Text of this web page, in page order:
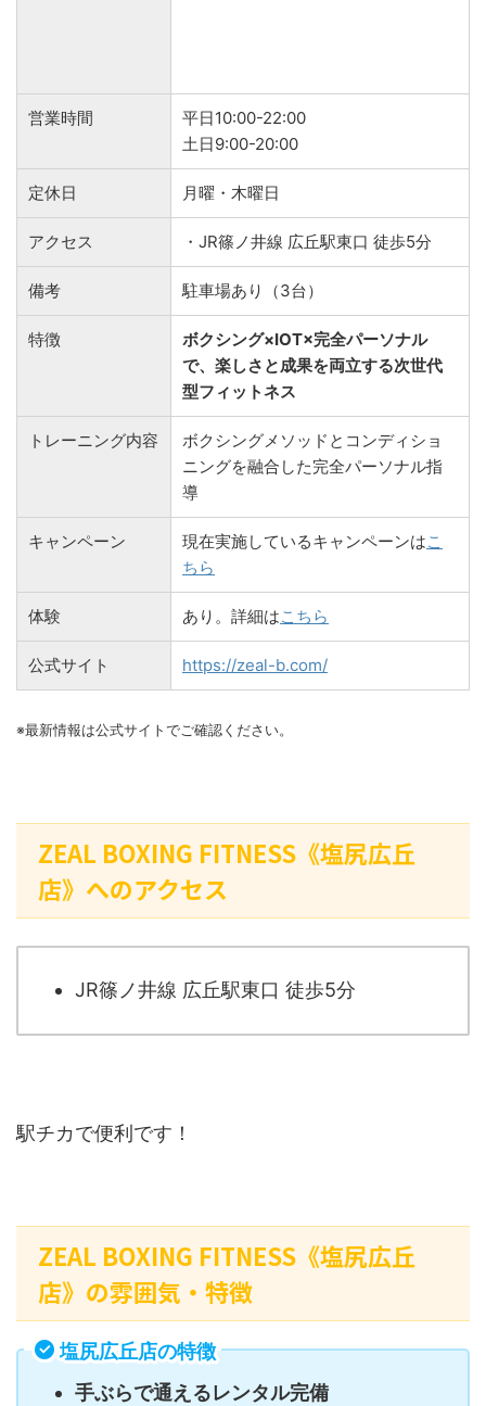
営業時間
平日10:00-22:00
土日9:00-20:00
定休日 月曜・木曜日
アクセス ・JR篠ノ井線 広丘駅東口 徒歩5分
備考 駐車場あり（3台）
特徴
ボクシング×IOT×完全パーソナル
で、楽しさと成果を両立する次世代
型フィットネス
トレーニング内容
ボクシングメソッドとコンディショ
ニングを融合した完全パーソナル指
導
キャンペーン 現在実施しているキャンペーンはこ
ちら
体験 あり。詳細はこちら
公式サイト https://zeal-b.com/
※最新情報は公式サイトでご確認ください。
ZEAL BOXING FITNESS《塩尻広丘
店》へのアクセス
JR篠ノ井線 広丘駅東口 徒歩5分
駅チカで便利です！
ZEAL BOXING FITNESS《塩尻広丘
店》の雰囲気・特徴
塩尻広丘店の特徴
手ぶらで通えるレンタル完備